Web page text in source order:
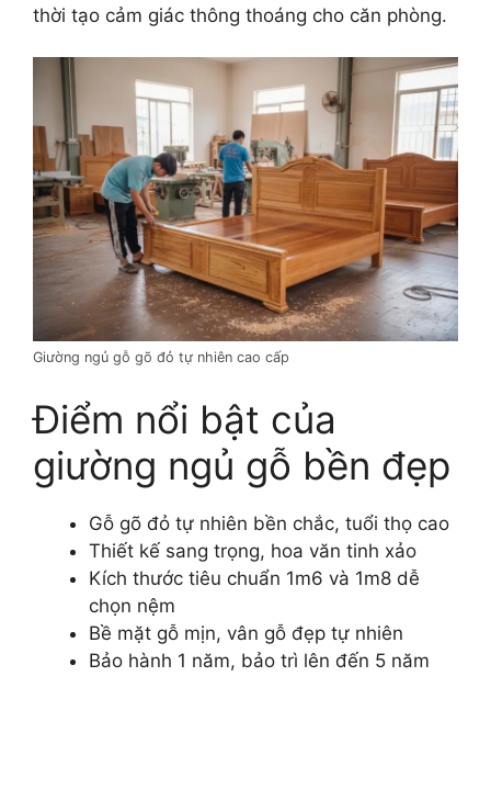
thời tạo cảm giác thông thoáng cho căn phòng.
Giường ngủ gỗ gõ đỏ tự nhiên cao cấp
Điểm nổi bật của
giường ngủ gỗ bền đẹp
Gỗ gõ đỏ tự nhiên bền chắc, tuổi thọ cao
Thiết kế sang trọng, hoa văn tinh xảo
Kích thước tiêu chuẩn 1m6 và 1m8 dễ
chọn nệm
Bề mặt gỗ mịn, vân gỗ đẹp tự nhiên
Bảo hành 1 năm, bảo trì lên đến 5 năm